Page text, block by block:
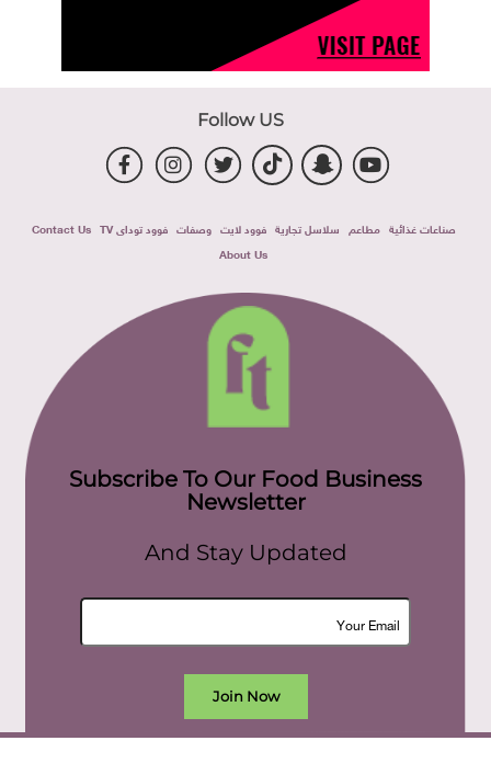
Follow US
صناعات غذائية مطاعم سلاسل تجارية فوود لايت وصفات فوود توداى TV
Contact Us
About Us
Subscribe To Our Food Business
Newsletter
And Stay Updated
Join Now